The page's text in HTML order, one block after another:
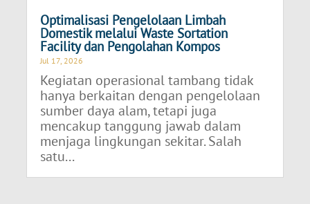
Optimalisasi Pengelolaan Limbah
Domestik melalui Waste Sortation
Facility dan Pengolahan Kompos
Jul 17, 2026
Kegiatan operasional tambang tidak
hanya berkaitan dengan pengelolaan
sumber daya alam, tetapi juga
mencakup tanggung jawab dalam
menjaga lingkungan sekitar. Salah
satu...